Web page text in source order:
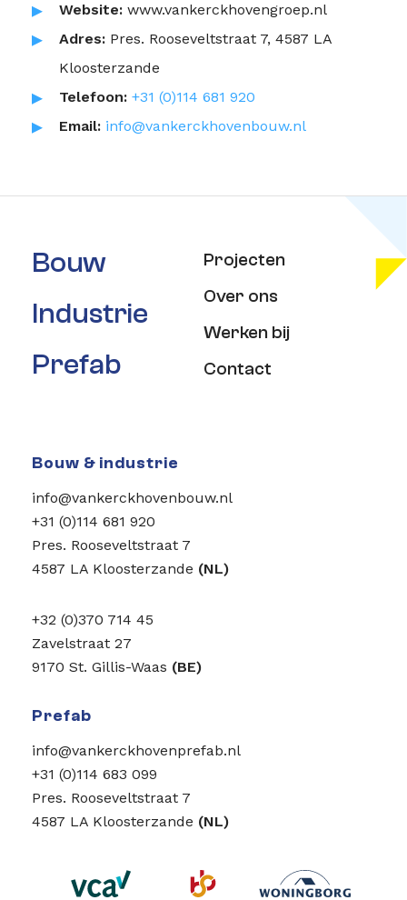
Website:www.vankerckhovengroep.nl
Adres: Pres. Rooseveltstraat 7, 4587 LA
Kloosterzande
Telefoon:+31 (0)114 681 920
Email: info@vankerckhovenbouw.nl
Bouw
Industrie
Prefab
Projecten
Over ons
Werken bij
Contact
Bouw & industrie
info@vankerckhovenbouw.nl
+31 (0)114 681 920
Pres. Rooseveltstraat 7
4587 LA Kloosterzande (NL)
+32 (0)370 714 45
Zavelstraat 27
9170 St. Gillis-Waas (BE)
Prefab
info@vankerckhovenprefab.nl
+31 (0)114 683 099
Pres. Rooseveltstraat 7
4587 LA Kloosterzande (NL)